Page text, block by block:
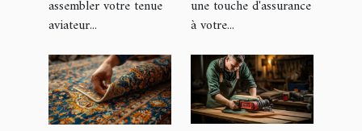
assembler votre tenue
aviateur...
une touche d'assurance
à votre...